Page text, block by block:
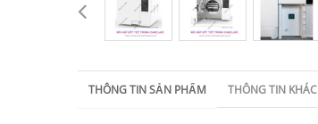
THÔNG TIN SẢN PHẨM THÔNG TIN KHÁC